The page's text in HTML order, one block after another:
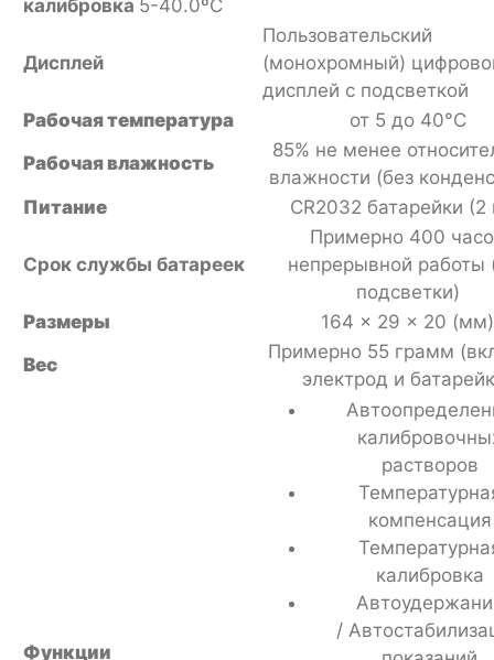
калибровка 5-40.0ºC
Дисплей
Пользовательский
(монохромный)
дисплей с подсветкой
Рабочая температура
от 5 до 40°C
Рабочая влажность
85% не менее
влажности (без
Питание
CR2032 батарейки (2
Срок службы батареек
Примерно 400
непрерывной работы
подсветки)
Размеры
164 × 29 × 20 (мм)
Вес
Примерно 55 грамм
электрод и
Функции
растворов
компенсация
калибровка
/